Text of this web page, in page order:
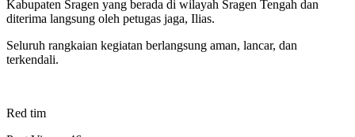
Kabupaten Sragen yang berada di wilayah Sragen Tengah dan
diterima langsung oleh petugas jaga, Ilias.
Seluruh rangkaian kegiatan berlangsung aman, lancar, dan
terkendali.
Red tim